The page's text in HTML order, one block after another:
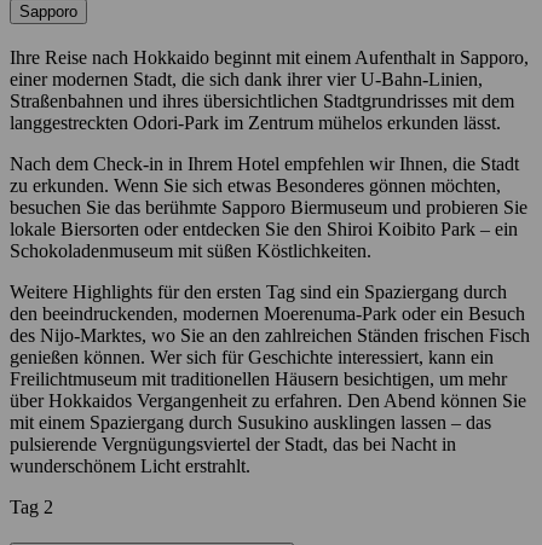
Sapporo
Ihre Reise nach Hokkaido beginnt mit einem Aufenthalt in Sapporo,
einer modernen Stadt, die sich dank ihrer vier U-Bahn-Linien,
Straßenbahnen und ihres übersichtlichen Stadtgrundrisses mit dem
langgestreckten Odori-Park im Zentrum mühelos erkunden lässt.
Nach dem Check-in in Ihrem Hotel empfehlen wir Ihnen, die Stadt
zu erkunden. Wenn Sie sich etwas Besonderes gönnen möchten,
besuchen Sie das berühmte Sapporo Biermuseum und probieren Sie
lokale Biersorten oder entdecken Sie den Shiroi Koibito Park – ein
Schokoladenmuseum mit süßen Köstlichkeiten.
Weitere Highlights für den ersten Tag sind ein Spaziergang durch
den beeindruckenden, modernen Moerenuma-Park oder ein Besuch
des Nijo-Marktes, wo Sie an den zahlreichen Ständen frischen Fisch
genießen können. Wer sich für Geschichte interessiert, kann ein
Freilichtmuseum mit traditionellen Häusern besichtigen, um mehr
über Hokkaidos Vergangenheit zu erfahren. Den Abend können Sie
mit einem Spaziergang durch Susukino ausklingen lassen – das
pulsierende Vergnügungsviertel der Stadt, das bei Nacht in
wunderschönem Licht erstrahlt.
Tag 2